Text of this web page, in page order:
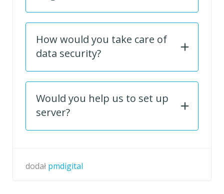
How would you take care of
data security?
Would you help us to set up
server?
dodał pmdigital